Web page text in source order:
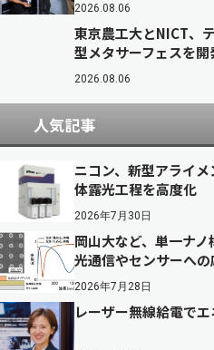
2026.08.06
東京農工大とNICT、
型メタサーフェスを開
2026.08.06
人気記事
ニコン、新型アライ
体露光工程を高度化
2026年7月30日
岡山大など、単一ナ
光通信やセンサーへ
2026年7月28日
レーザー無線給電で